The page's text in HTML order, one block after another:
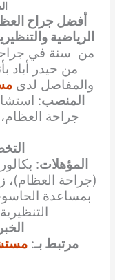
أفضل جراح
الرياضية
من سنة في
من حيدر أباد
والمفاصل لدى
المنصب:
جراحة
المؤهلات:
(جراحة العظام)،
بمساعدة
مرتبط بـ: